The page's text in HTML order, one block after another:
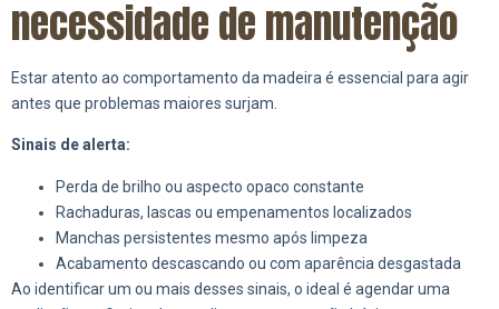
necessidade de manutenção
Estar atento ao comportamento da madeira é essencial para agir
antes que problemas maiores surjam.
Sinais de alerta:
Perda de brilho ou aspecto opaco constante
Rachaduras, lascas ou empenamentos localizados
Manchas persistentes mesmo após limpeza
Acabamento descascando ou com aparência desgastada
Ao identificar um ou mais desses sinais, o ideal é agendar uma